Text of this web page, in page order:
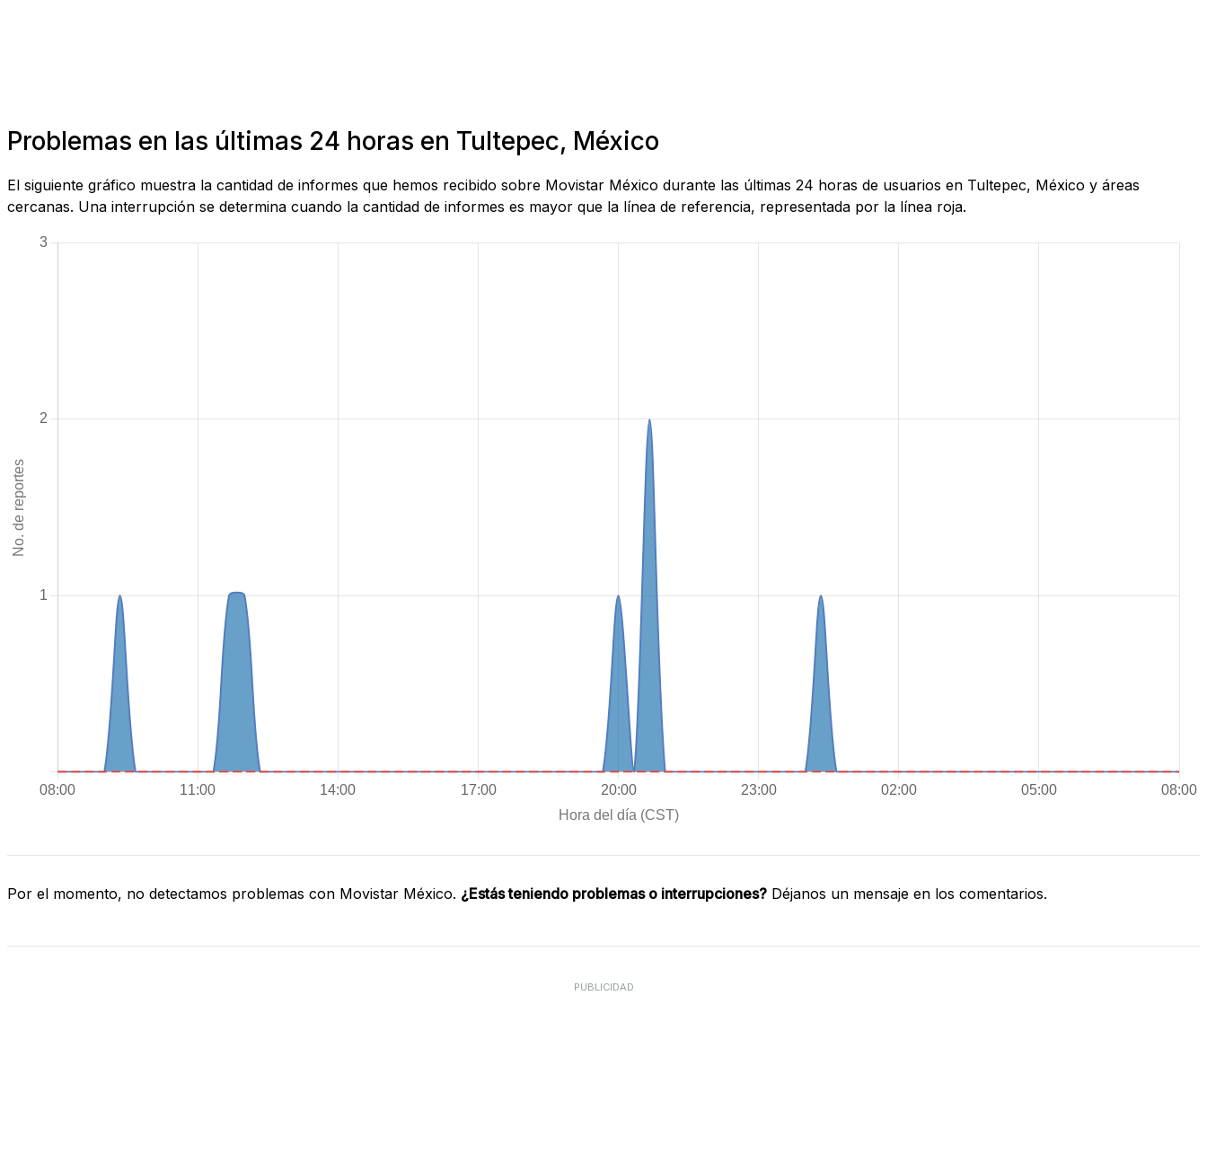
Problemas en las últimas 24 horas en Tultepec, México
El siguiente gráfico muestra la cantidad de informes que hemos recibido sobre Movistar México durante las últimas 24 horas de usuarios en Tultepec, México y áreas
cercanas. Una interrupción se determina cuando la cantidad de informes es mayor que la línea de referencia, representada por la línea roja.
Por el momento, no detectamos problemas con Movistar México. ¿Estás teniendo problemas o interrupciones? Déjanos un mensaje en los comentarios.
PUBLICIDAD